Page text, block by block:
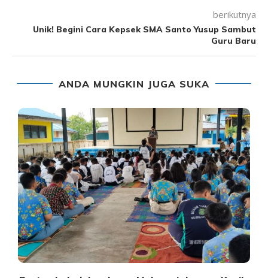
berikutnya
Unik! Begini Cara Kepsek SMA Santo Yusup Sambut
Guru Baru
ANDA MUNGKIN JUGA SUKA